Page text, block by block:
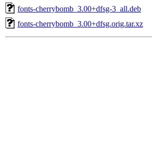
fonts-cherrybomb_3.00+dfsg-3_all.deb
fonts-cherrybomb_3.00+dfsg.orig.tar.xz